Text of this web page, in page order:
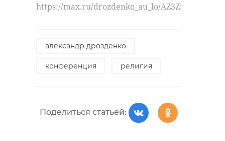
https://max.ru/drozdenko_au_lo/AZ3ZiiwUULI
александр дрозденко
конференция религия
Поделиться статьей: